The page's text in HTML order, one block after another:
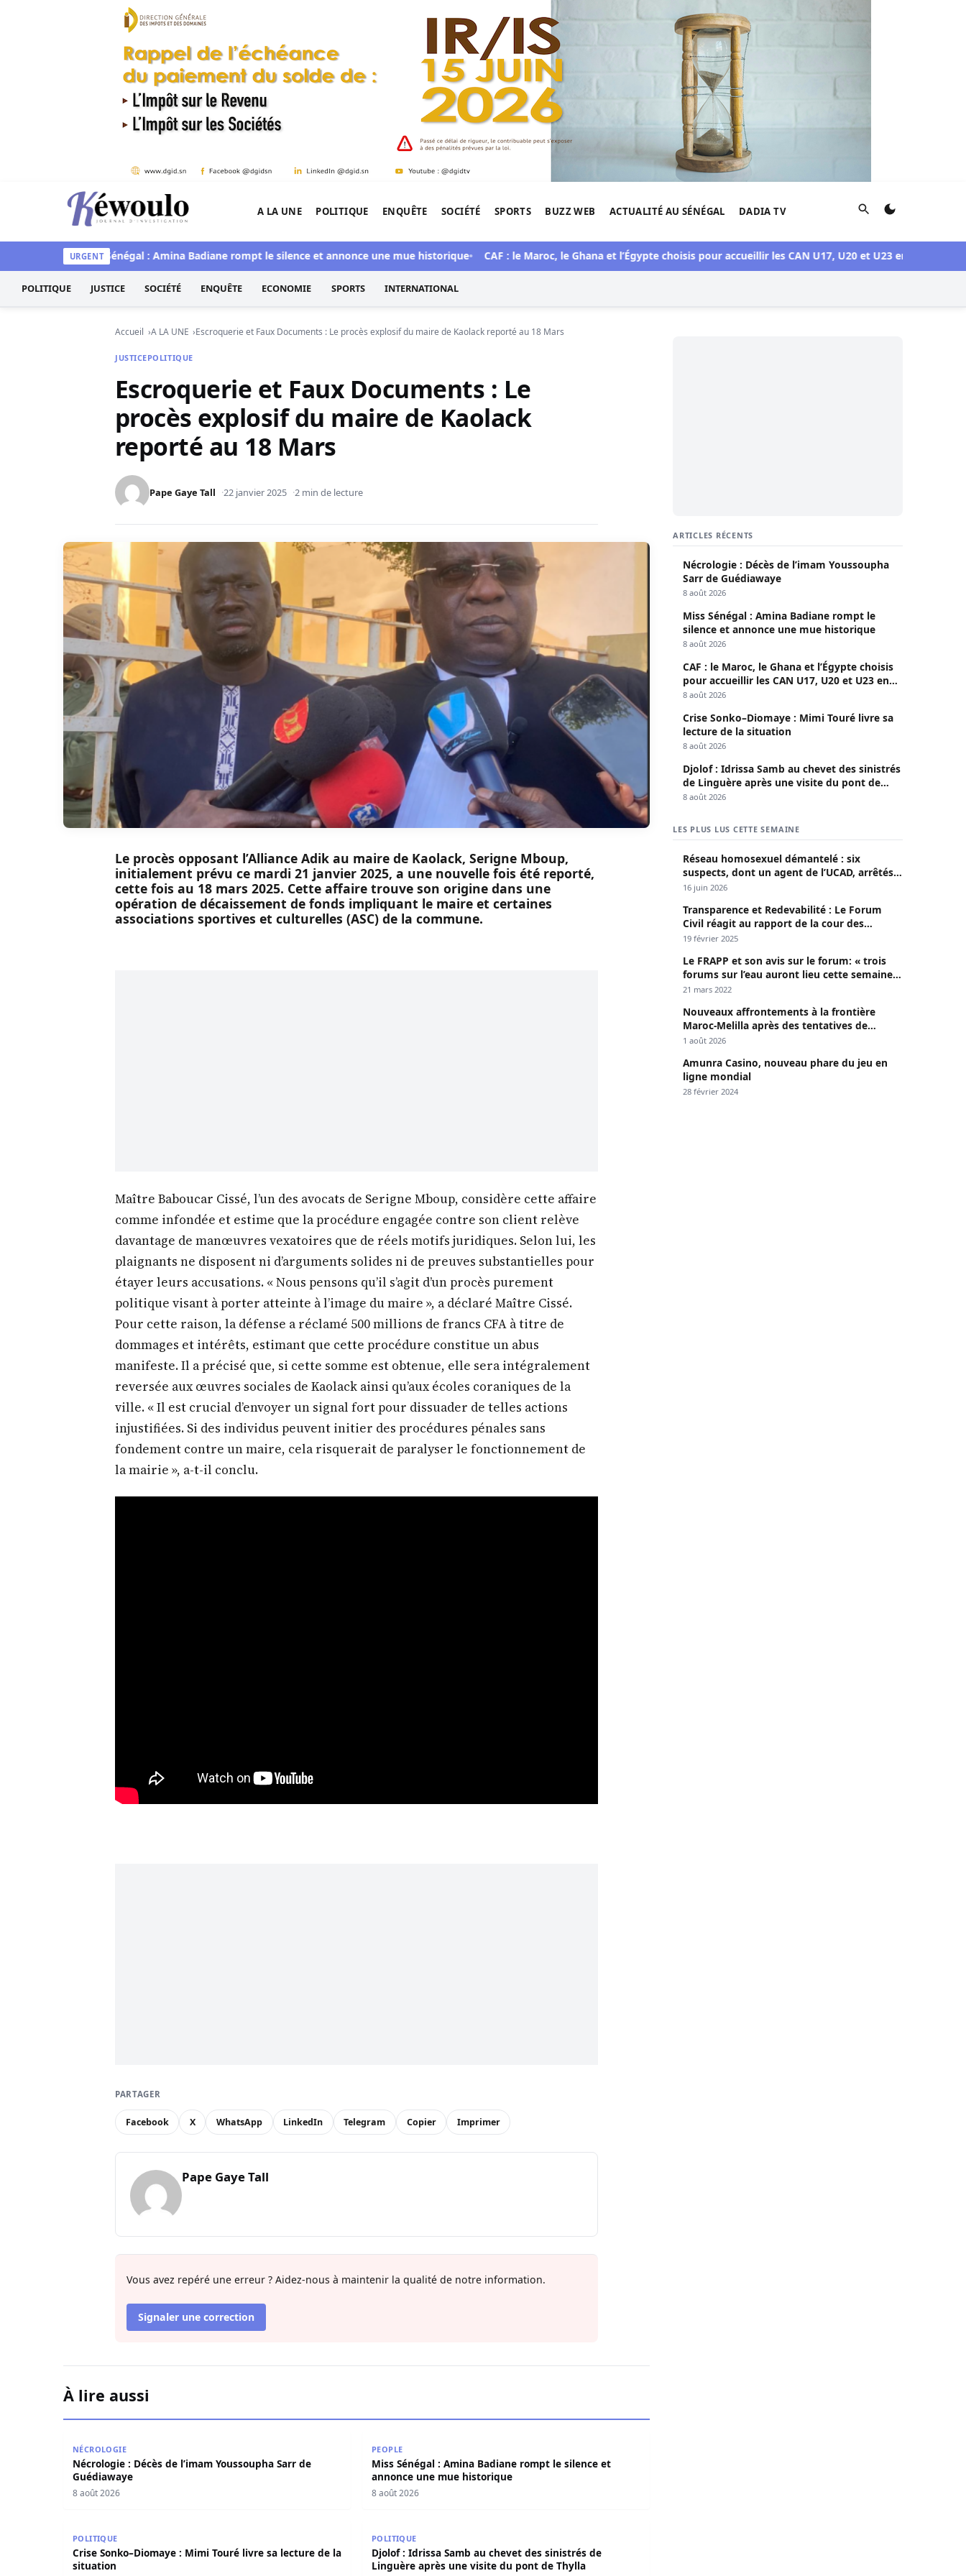
Aller au contenu
Kéwoulo, le premier site d'information et d'investigation de l'Afrique.
A LA UNE POLITIQUE ENQUÊTE SOCIÉTÉ SPORTS BUZZ WEB ACTUALITÉ AU SÉNÉGAL DADIA TV Rechercher
URGENT
Miss Sénégal : Amina Badiane rompt le silence et annonce une mue historique CAF : le Maroc, le Ghana et l’Égypte choisis pour accueillir les CAN U17, U20 et U23 en 2027
POLITIQUE JUSTICE SOCIÉTÉ ENQUÊTE ECONOMIE SPORTS INTERNATIONAL
Accueil A LA UNE Escroquerie et Faux Documents : Le procès explosif du maire de Kaolack reporté au 18 Mars
JUSTICEPOLITIQUE
Escroquerie et Faux Documents : Le
procès explosif du maire de Kaolack
reporté au 18 Mars
Pape Gaye Tall 22 janvier 2025 2 min de lecture
Le procès opposant l’Alliance Adik au maire de Kaolack, Serigne Mboup,
initialement prévu ce mardi 21 janvier 2025, a une nouvelle fois été reporté,
cette fois au 18 mars 2025. Cette affaire trouve son origine dans une
opération de décaissement de fonds impliquant le maire et certaines
associations sportives et culturelles (ASC) de la commune.
Maître Baboucar Cissé, l’un des avocats de Serigne Mboup, considère cette affaire
comme infondée et estime que la procédure engagée contre son client relève
davantage de manœuvres vexatoires que de réels motifs juridiques. Selon lui, les
plaignants ne disposent ni d’arguments solides ni de preuves substantielles pour
étayer leurs accusations. « Nous pensons qu’il s’agit d’un procès purement
politique visant à porter atteinte à l’image du maire », a déclaré Maître Cissé.
Pour cette raison, la défense a réclamé 500 millions de francs CFA à titre de
dommages et intérêts, estimant que cette procédure constitue un abus
manifeste. Il a précisé que, si cette somme est obtenue, elle sera intégralement
reversée aux œuvres sociales de Kaolack ainsi qu’aux écoles coraniques de la
ville. « Il est crucial d’envoyer un signal fort pour dissuader de telles actions
injustifiées. Si des individus peuvent initier des procédures pénales sans
fondement contre un maire, cela risquerait de paralyser le fonctionnement de
la mairie », a-t-il conclu.
PARTAGER
Facebook X WhatsApp LinkedIn Telegram Copier Imprimer
Pape Gaye Tall
Vous avez repéré une erreur ? Aidez-nous à maintenir la qualité de notre information.
Signaler une correction
À lire aussi
NÉCROLOGIE
Nécrologie : Décès de l’imam Youssoupha Sarr de
Guédiawaye
8 août 2026
PEOPLE
Miss Sénégal : Amina Badiane rompt le silence et
annonce une mue historique
8 août 2026
POLITIQUE
Crise Sonko–Diomaye : Mimi Touré livre sa lecture de la
situation
POLITIQUE
Djolof : Idrissa Samb au chevet des sinistrés de
Linguère après une visite du pont de Thylla
ARTICLES RÉCENTS
Nécrologie : Décès de l’imam Youssoupha
Sarr de Guédiawaye
8 août 2026
Miss Sénégal : Amina Badiane rompt le
silence et annonce une mue historique
8 août 2026
CAF : le Maroc, le Ghana et l’Égypte choisis
pour accueillir les CAN U17, U20 et U23 en
2027
8 août 2026
Crise Sonko–Diomaye : Mimi Touré livre sa
lecture de la situation
8 août 2026
Djolof : Idrissa Samb au chevet des sinistrés
de Linguère après une visite du pont de
Thylla
8 août 2026
LES PLUS LUS CETTE SEMAINE
Réseau homosexuel démantelé : six
suspects, dont un agent de l’UCAD, arrêtés à
Keur Massar ; l’un avoue avoir propagé le
16 juin 2026
Transparence et Redevabilité : Le Forum
Civil réagit au rapport de la cour des
comptes
19 février 2025
Le FRAPP et son avis sur le forum: « trois
forums sur l’eau auront lieu cette semaine à
Dakar »
21 mars 2022
Nouveaux affrontements à la frontière
Maroc-Melilla après des tentatives de
passage
1 août 2026
Amunra Casino, nouveau phare du jeu en
ligne mondial
28 février 2024